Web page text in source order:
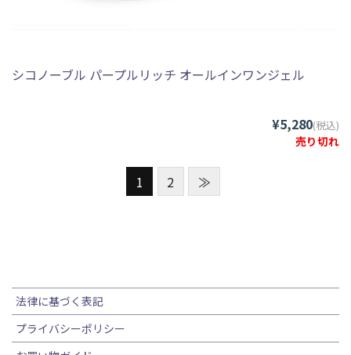
シコノーブル パープルリッチ オールインワンジェル
¥5,280(税込)
売り切れ
1 2 ≫
法律に基づく表記
プライバシーポリシー